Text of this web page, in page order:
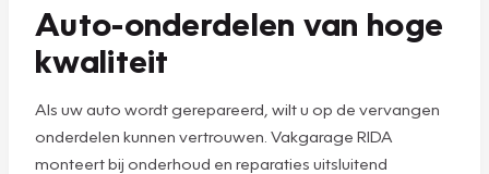
Auto-onderdelen van hoge
kwaliteit
Als uw auto wordt gerepareerd, wilt u op de vervangen
onderdelen kunnen vertrouwen. Vakgarage RIDA
monteert bij onderhoud en reparaties uitsluitend